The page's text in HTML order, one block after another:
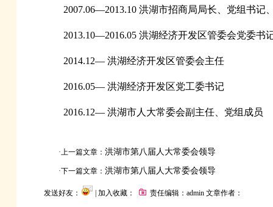
2007.06—2013.10 洪湖市招商局局长、党组书
2013.10—2016.05 洪湖经济开发区管委会党委书
2014.12— 洪湖经济开发区管委会主任
2016.05— 洪湖经济开发区党工委书记
2016.12— 洪湖市人大常委会副主任、党组成员
·上一篇文章： 洪湖市第八届人大常委会领导
·下一篇文章： 洪湖市第八届人大常委会领导
发送好友： | 加入收藏： 责任编辑：admin 文章作者：